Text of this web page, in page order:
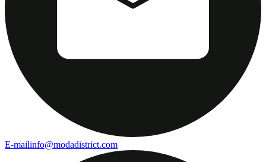
E-mailinfo@modadistrict.com